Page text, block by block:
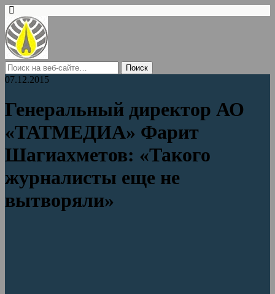
07.12.2015
Генеральный директор АО
«ТАТМЕДИА» Фарит
Шагиахметов: «Такого
журналисты еще не
вытворяли»